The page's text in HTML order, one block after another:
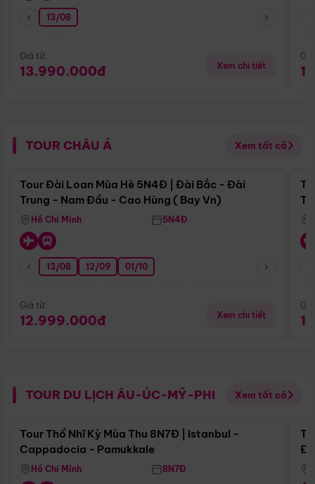
13/08
Giá từ:
13.990.000đ Xem chi tiết
TOUR CHÂU Á Xem tất cả
Điểm nổi bật
Tour Đài Loan Mùa Hè 5N4Đ | Đài Bắc - Đài
Trung - Nam Đầu - Cao Hùng ( Bay Vn)
Hồ Chí Minh 5N4Đ
13/08 12/09 01/10
Giá từ:
12.999.000đ Xem chi tiết
TOUR DU LỊCH ÂU-ÚC-MỸ-PHI Xem tất cả
Điểm nổi bật
Tour Thổ Nhĩ Kỳ Mùa Thu 8N7Đ | Istanbul -
Cappadocia - Pamukkale
Hồ Chí Minh 8N7Đ